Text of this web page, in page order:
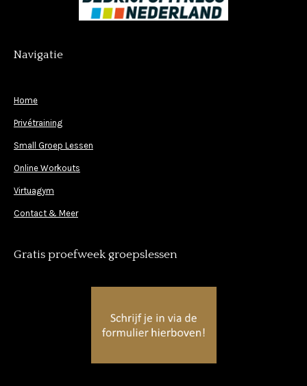
Navigatie
Home
Privétraining
Small Groep Lessen
Online Workouts
Virtuagym
Contact & Meer
Gratis proefweek groepslessen